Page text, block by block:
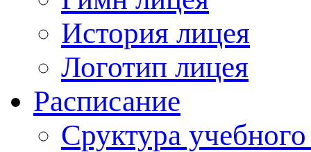
История лицея
Логотип лицея
Расписание
Сруктура